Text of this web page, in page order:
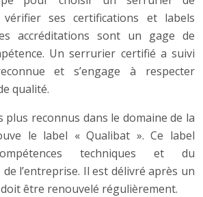
ses certifications et labels
accréditations sont un gage de
Un serrurier certifié a suivi
et s’engage à respecter
qualité.
plus reconnus dans le domaine de la
le label « Qualibat ». Ce label
techniques et du
l’entreprise. Il est délivré après un
être renouvelé régulièrement.